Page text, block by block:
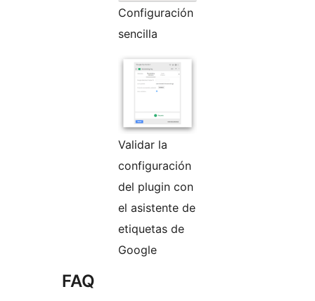
Configuración
sencilla
Validar la
configuración
del plugin con
el asistente de
etiquetas de
Google
FAQ